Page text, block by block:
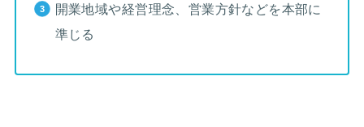
開業地域や経営理念、営業方針などを本部に
準じる